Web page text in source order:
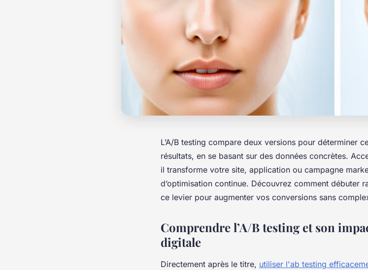
L’A/B testing compare deux versions pour déterminer
résultats, en se basant sur des données concrètes.
il transforme votre site, application ou campagne
d’optimisation continue. Découvrez comment débuter
ce levier pour augmenter vos conversions sans
Comprendre l’A/B testing et son
digitale
Directement après le titre, utiliser l'ab testing